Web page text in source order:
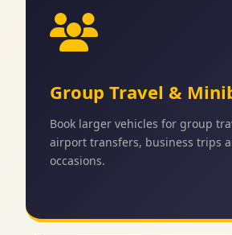
Group Travel &
Book larger vehicles for group
airport transfers, business trips
occasions.